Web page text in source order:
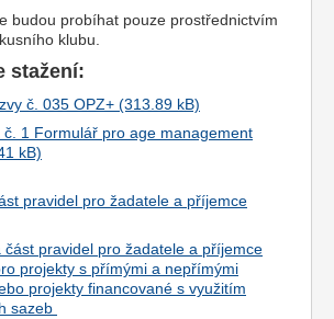
budou probíhat pouze prostřednictvím
klubu.
stažení:
č. 035 OPZ+
č. 1 Formulář pro age management
pravidel pro žadatele a příjemce
část pravidel pro žadatele a příjemce
projekty s přímými a nepřímými
projekty financované s využitím
sazeb